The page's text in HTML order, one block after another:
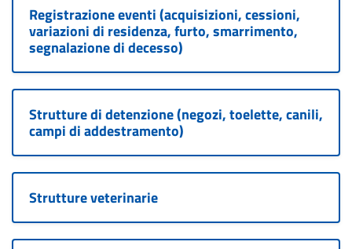
Registrazione eventi (acquisizioni, cessioni,
variazioni di residenza, furto, smarrimento,
segnalazione di decesso)
Strutture di detenzione (negozi, toelette, canili,
campi di addestramento)
Strutture veterinarie